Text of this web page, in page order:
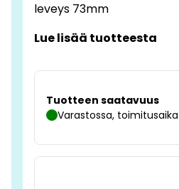
leveys 73mm
Lue lisää tuotteesta
Tuotteen saatavuus
Varastossa,